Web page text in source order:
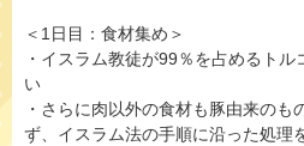
＜1日目：食材集め＞
・イスラム教徒が99％を占めるト
い
・さらに肉以外の食材も豚由来のも
ず、イスラム法の手順に沿った処理